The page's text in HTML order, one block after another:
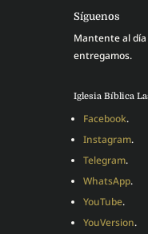
Síguenos
Mantente al
entregamos.
Iglesia Bíblica
Facebook.
Instagram.
Telegram.
WhatsApp.
YouTube.
YouVersion.